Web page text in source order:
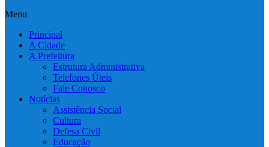
Menu
Principal
A Cidade
A Prefeitura
Estrutura Administrativa
Telefones Úteis
Fale Conosco
Notícias
Assistência Social
Cultura
Defesa Civil
Educação